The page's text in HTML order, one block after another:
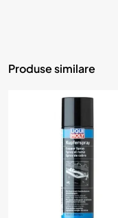
Produse similare